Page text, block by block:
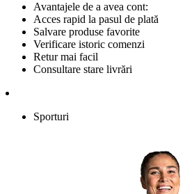
Avantajele de a avea cont:
Acces rapid la pasul de plată
Salvare produse favorite
Verificare istoric comenzi
Retur mai facil
Consultare stare livrări
Sporturi